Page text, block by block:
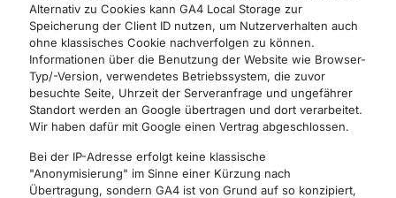
Alternativ zu Cookies kann GA4 Local Storage zur
Speicherung der Client ID nutzen, um Nutzerverhalten auch
ohne klassisches Cookie nachverfolgen zu können.
Informationen über die Benutzung der Website wie Browser-
Typ/-Version, verwendetes Betriebssystem, die zuvor
besuchte Seite, Uhrzeit der Serveranfrage und ungefährer
Standort werden an Google übertragen und dort verarbeitet.
Wir haben dafür mit Google einen Vertrag abgeschlossen.
Bei der IP-Adresse erfolgt keine klassische
"Anonymisierung" im Sinne einer Kürzung nach
Übertragung, sondern GA4 ist von Grund auf so konzipiert,